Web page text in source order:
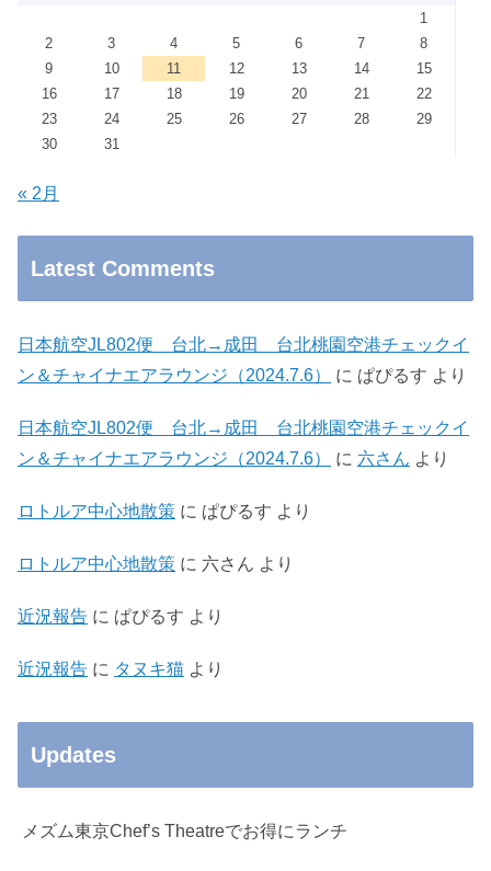
1
2
3 4 5 6 7
8
9
10 11 12 13 14
15
16
17 18 19 20 21
22
23
24 25 26 27 28
29
30
31
« 2月
Latest Comments
日本航空JL802便 台北→成田 台北桃園空港チェックイ
ン＆チャイナエアラウンジ（2024.7.6）
に ぱぴるす より
日本航空JL802便 台北→成田 台北桃園空港チェックイ
ン＆チャイナエアラウンジ（2024.7.6）
に 六さん より
ロトルア中心地散策 に ぱぴるす より
ロトルア中心地散策 に 六さん より
近況報告 に ぱぴるす より
近況報告 に タヌキ猫 より
Updates
メズム東京Chef’s Theatreでお得にランチ